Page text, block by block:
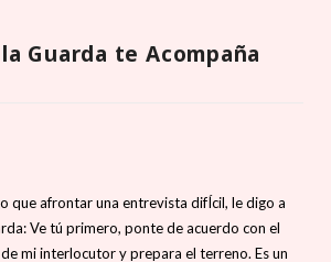
Guarda te Acompaña
que afrontar una entrevista difÍcil, le digo a
Ve tú primero, ponte de acuerdo con el
mi interlocutor y prepara el terreno. Es un